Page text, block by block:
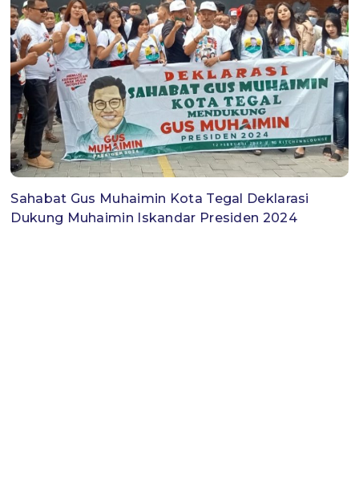
Sahabat Gus Muhaimin Kota Tegal Deklarasi
Dukung Muhaimin Iskandar Presiden 2024